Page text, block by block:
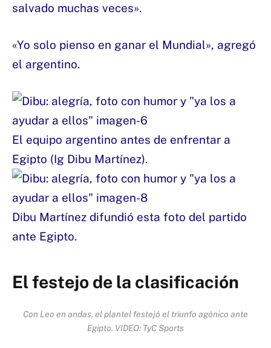
salvado muchas veces».
«Yo solo pienso en ganar el Mundial», agregó
el argentino.
El equipo argentino antes de enfrentar a
Egipto (Ig Dibu Martínez).
Dibu Martínez difundió esta foto del partido
ante Egipto.
El festejo de la clasificación
Con Leo en andas, el plantel festejó el triunfo agónico ante
Egipto. VIDEO: TyC Sports